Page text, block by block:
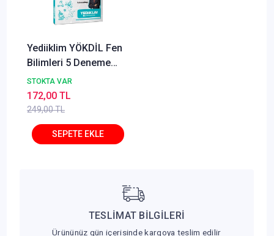
Yediiklim YÖKDİL Fen
Bilimleri 5 Deneme
Çözümlü - Fatih
Çömez Yediiklim
Yayınları
STOKTA VAR
249,00 TL
172,00 TL
TESLİMAT BİLGİLERİ
Ürününüz gün içerisinde kargoya teslim edilir